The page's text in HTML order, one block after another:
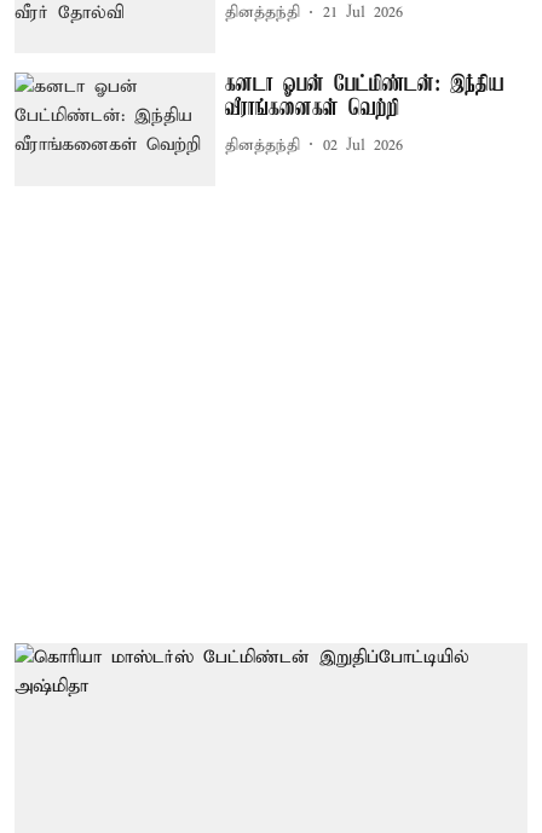
தினத்தந்தி 21 Jul 2026
கனடா ஓபன் பேட்மிண்டன்: இந்திய
வீராங்கனைகள் வெற்றி
தினத்தந்தி 02 Jul 2026